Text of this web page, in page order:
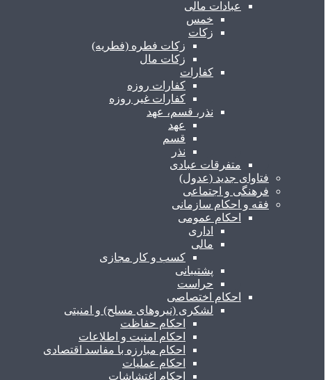
عبادات مالی
خمس
زکات
زکات فطره (فطریه)
زکات مال
کفارات
کفارات روزه
کفارات غیر روزه
نذر، قسم، عهد
عهد
قسم
نذر
متفرقات عبادی
فتاوای جدید (عدول)
فرهنگی و اجتماعی
فقه و احکام سازمانی
احکام عمومی
اداری
مالی
کسب و کار مجازی
پشتیبانی
حراست
احکام اختصاصی
لشکری (نیروهای مسلح) و امنیتی
احکام حفاظت
احکام امنیت و اطلاعات
احکام مبارزه با مفاسد اقتصادی
احکام عملیات
احکام اغتشاشات